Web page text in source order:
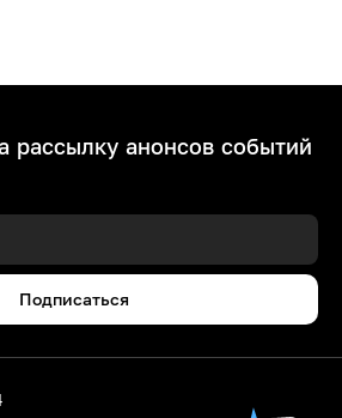
рассылку анонсов событий
Подписаться